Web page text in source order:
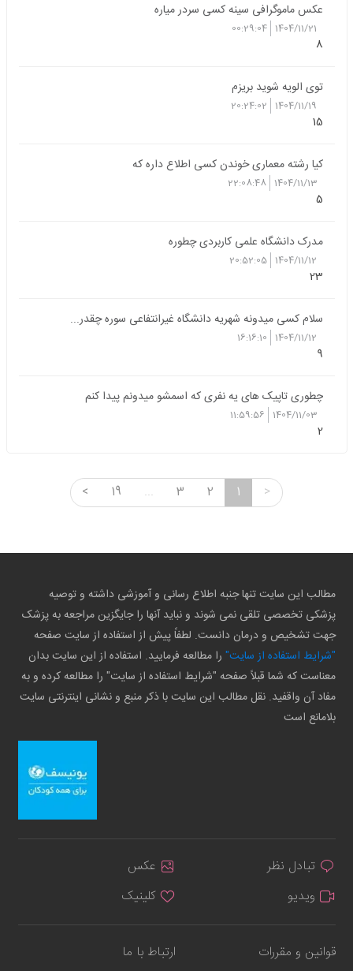
عکس ماموگرافی سینه کسی سردر میاره
1404/11/21
00:29:04
8
توی الویه شوید بریزم
1404/11/19
20:24:02
15
کیا رشته معماری خوندن کسی اطلاع داره که
1404/11/13
22:08:48
5
مدرک دانشگاه علمی کاربردی چطوره
1404/11/12
20:52:05
23
سلام کسی میدونه شهریه دانشگاه غیرانتفاعی سوره چقدر...
1404/11/12
16:16:10
9
چطوری تاپیک های یه نفری که اسمشو میدونم پیدا کنم
1404/11/03
11:59:56
2
>
1
2
3
...
19
<
مطالب این سایت تنها جنبه اطلاع رسانی و آموزشی داشته و توصیه
پزشکی تخصصی تلقی نمی شوند و نباید آنها را جایگزین مراجعه به پزشک
جهت تشخیص و درمان دانست. لطفاً پیش از استفاده از سایت صفحه
"شرایط استفاده از سایت" را مطالعه فرمایید. استفاده از این سایت بدان
معناست که شما قبلاً صفحه "شرایط استفاده از سایت" را مطالعه کرده و به
مفاد آن واقفید. نقل مطالب این سایت با ذکر منبع و نشانی اینترنتی سایت
بلامانع است
تبادل نظر
عکس
ویدیو
کلینیک
قوانین و مقررات ارتباط با ما